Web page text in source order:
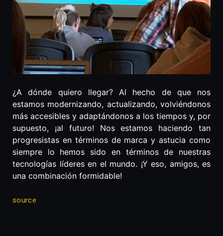
¿A dónde quiero llegar? Al hecho de que nos
estamos modernizando, actualizando, volviéndonos
más accesibles y adaptándonos a los tiempos y, por
supuesto, ¡al futuro! Nos estamos haciendo tan
progresistas en términos de marca y astucia como
siempre lo hemos sido en términos de nuestras
tecnologías líderes en el mundo. ¡Y eso, amigos, es
una combinación formidable!
source